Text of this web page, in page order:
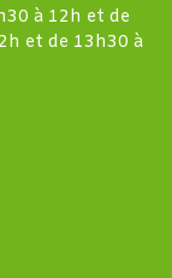
à 12h et de
et de 13h30 à